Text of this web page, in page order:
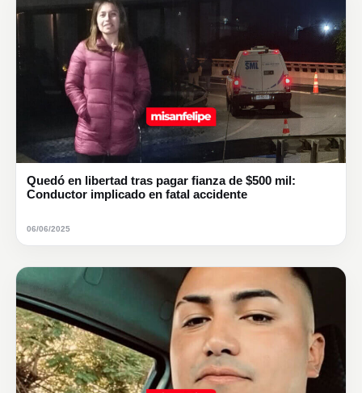
Quedó en libertad tras pagar fianza de $500 mil:
Conductor implicado en fatal accidente
06/06/2025